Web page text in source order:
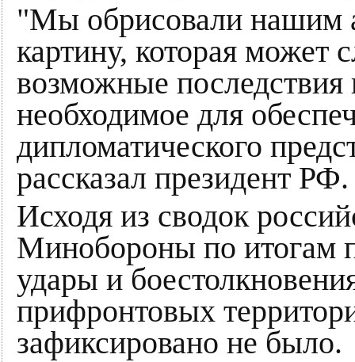
"Мы обрисовали нашим
картину, которая может
возможные последствия
необходимое для
дипломатического
рассказал президент РФ.
Исходя из сводок
Минобороны по итогам
удары и
прифронтовых
зафиксировано не было.